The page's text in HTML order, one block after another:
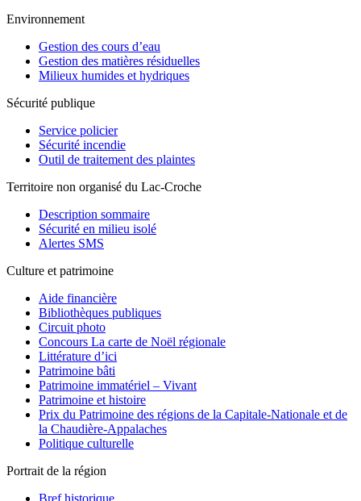
Environnement
Gestion des cours d’eau
Gestion des matières résiduelles
Milieux humides et hydriques
Sécurité publique
Service policier
Sécurité incendie
Outil de traitement des plaintes
Territoire non organisé du Lac-Croche
Description sommaire
Sécurité en milieu isolé
Alertes SMS
Culture et patrimoine
Aide financière
Bibliothèques publiques
Circuit photo
Concours La carte de Noël régionale
Littérature d’ici
Patrimoine bâti
Patrimoine immatériel – Vivant
Patrimoine et histoire
Prix du Patrimoine des régions de la Capitale-Nationale et de
la Chaudière-Appalaches
Politique culturelle
Portrait de la région
Bref historique